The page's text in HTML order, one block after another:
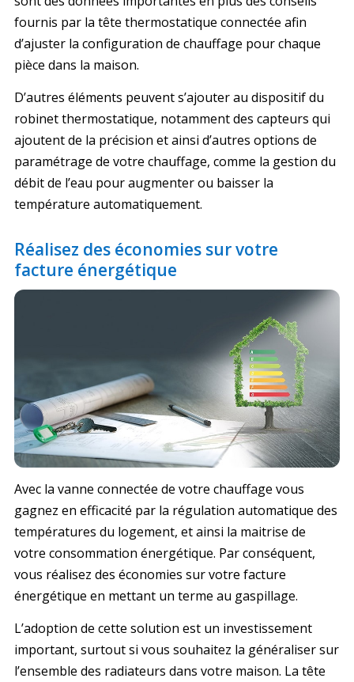
fournis par la tête thermostatique connectée afin
d’ajuster la configuration de chauffage pour chaque
pièce dans la maison.
D’autres éléments peuvent s’ajouter au dispositif du
robinet thermostatique, notamment des capteurs qui
ajoutent de la précision et ainsi d’autres options de
paramétrage de votre chauffage, comme la gestion du
débit de l’eau pour augmenter ou baisser la
température automatiquement.
Réalisez des économies sur votre
facture énergétique
Avec la vanne connectée de votre chauffage vous
gagnez en efficacité par la régulation automatique des
températures du logement, et ainsi la maitrise de
votre consommation énergétique. Par conséquent,
vous réalisez des économies sur votre facture
énergétique en mettant un terme au gaspillage.
L’adoption de cette solution est un investissement
important, surtout si vous souhaitez la généraliser sur
l’ensemble des radiateurs dans votre maison. La tête